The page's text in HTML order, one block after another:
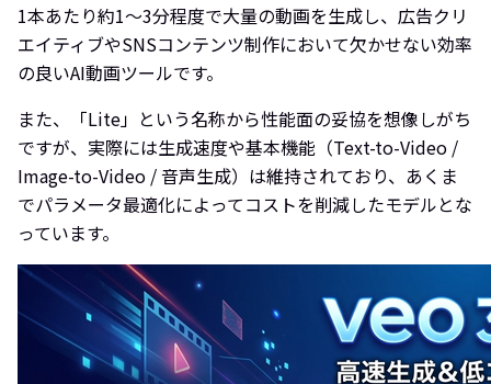
1本あたり約1〜3分程度で大量の動画を生成し、広告クリ
エイティブやSNSコンテンツ制作において欠かせない効率
の良いAI動画ツールです。
また、「Lite」という名称から性能面の妥協を想像しがち
ですが、実際には生成速度や基本機能（Text-to-Video /
Image-to-Video / 音声生成）は維持されており、あくま
でパラメータ最適化によってコストを削減したモデルとな
っています。